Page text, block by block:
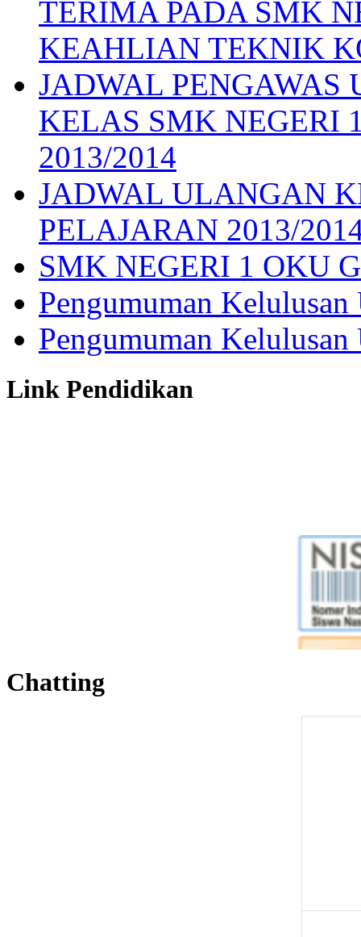
TERIMA PADA SMK
KEAHLIAN TEKNIK
JADWAL
KELAS SMK NEGERI
2013/2014
JADWAL ULANGAN
PELAJARAN 2013/
SMK NEGERI 1 OKU
Pengumuman
Pengumuman
Link Pendidikan
Chatting